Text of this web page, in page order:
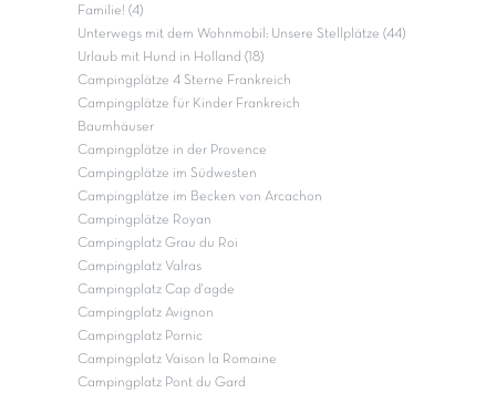
Familie! (4)
Unterwegs mit dem Wohnmobil: Unsere Stellplätze (44)
Urlaub mit Hund in Holland (18)
Campingplätze 4 Sterne Frankreich
Campingplätze für Kinder Frankreich
Baumhäuser
Campingplätze in der Provence
Campingplätze im Südwesten
Campingplätze im Becken von Arcachon
Campingplätze Royan
Campingplatz Grau du Roi
Campingplatz Valras
Campingplatz Cap d'agde
Campingplatz Avignon
Campingplatz Pornic
Campingplatz Vaison la Romaine
Campingplatz Pont du Gard